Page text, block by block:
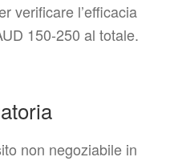
verificare l’efficacia
150-250 al totale.
non negoziabile in